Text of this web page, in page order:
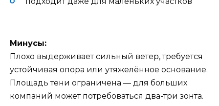
Минусы:
Плохо выдерживает сильный ветер, требуется
устойчивая опора или утяжелённое основание.
Площадь тени ограничена — для больших
компаний может потребоваться два-три зонта.